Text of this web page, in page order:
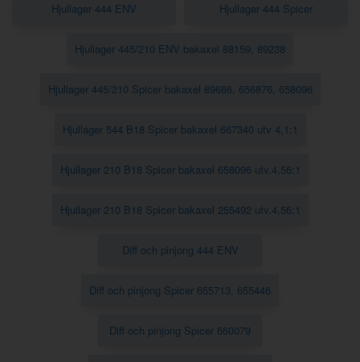
Hjullager 444 ENV Hjullager 444 Spicer
Hjullager 445/210 ENV bakaxel 88159, 89238
Hjullager 445/210 Spicer bakaxel 89686, 656876, 658096
Hjullager 544 B18 Spicer bakaxel 667340 utv 4,1:1
Hjullager 210 B18 Spicer bakaxel 658096 utv.4,56:1
Hjullager 210 B18 Spicer bakaxel 255492 utv.4,56:1
Diff och pinjong 444 ENV
Diff och pinjong Spicer 655713, 655446
Diff och pinjong Spicer 660079